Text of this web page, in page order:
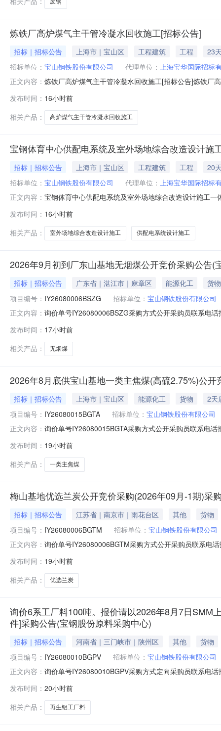
废钢
炼铁厂高炉煤气主干管冷凝水回收施工[招标公告]
招标｜招标公告 上海市｜宝山区 工程建筑 工程
23
招标单位： 宝山钢铁股份有限公司 代理单位： 上海宝华国际招标
正文内容： 炼铁厂高炉煤气主干管冷凝水回收施工[招标公告]炼铁厂
收施工。2.2建设地点：上海市宝山区富锦路宝山基地厂
简称发包人）就炼铁
发布时间： 16小时前
相关产品：
高炉煤气主干管冷凝水回收施工
宝钢体育中心供配电系统及室外场地综合改造设计施
招标｜招标公告 上海市｜宝山区 工程建筑 工程
20
招标单位： 宝山钢铁股份有限公司 代理单位： 上海宝华国际招标
正文内容： 宝钢体育中心供配电系统及室外场地综合改造设计施工
标。2.工程概况与招标范围2.1招标项目名称：宝钢体育
万元（不含税）。2.4计划
发布时间： 16小时前
相关产品：
室外场地综合改造设计施工 供配电系统设计施工
2026年9月初到厂东山基地无烟煤公开竞价采购公告(
招标｜招标公告 广东省｜湛江市｜麻章区 能源化工
货物
项目编号： IY26080006BSZG 招标单位： 宝山钢铁股份有限公司
正文内容： 询价单号IY26080006BSZG采购方式公开采购员联系电
江原料码头二、保证金额度：2000000.0元三、商务条
发布时间： 17小时前
相关产品：
无烟煤
2026年8月底供宝山基地一类主焦煤(高硫2.75%)公
招标｜招标公告 上海市｜宝山区 能源化工 货物
2天
项目编号： IY26080015BGTA 招标单位： 宝山钢铁股份有限公司
正文内容： 询价单号IY26080015BGTA采购方式公开采购员联系电
二、保证金额度：2000000.0元三、商务条款：定价说
发布时间： 19小时前
相关产品：
一类主焦煤
梅山基地优选兰炭公开竞价采购(2026年09月-1期)采
招标｜招标公告 江苏省｜南京市｜雨花台区 其他
货物
项目编号： IY26080006BGTM 招标单位： 宝山钢铁股份有限公司
正文内容： 询价单号IY26080006BGTM采购方式公开采购员联系电
二、保证金额度：2000000.0元三、商务条款：定价说
发布时间： 19小时前
相关产品：
优选兰炭
询价6系工厂料100吨。报价请以2026年8月7日SMM
件]采购公告(宝钢股份原料采购中心)
招标｜招标公告 河南省｜三门峡市｜陕州区 其他
货物
项目编号： IY26080010BGPV 招标单位： 宝山钢铁股份有限公司
正文内容： 询价单号IY26080010BGPV采购方式定向采购员联系电
度：0.0元三、商务条款：定价说明：湿公吨。限价类别
发布时间： 20小时前
相关产品：
再生铝工厂料